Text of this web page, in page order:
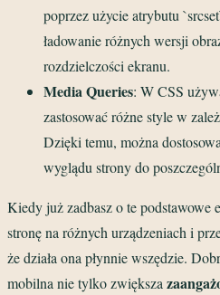
poprzez użycie atrybutu
ładowanie różnych wersji
rozdzielczości ekranu.
Media Queries: W CSS
zastosować różne style w
Dzięki temu, można
wyglądu strony do
Kiedy już zadbasz o te podstawowe
stronę na różnych urządzeniach i
że działa ona płynnie wszędzie.
mobilna nie tylko zwiększa